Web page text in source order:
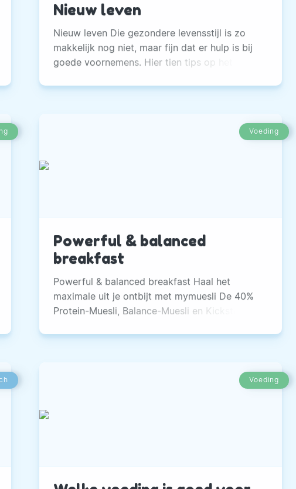
Nieuw leven
Nieuw leven Die gezondere levensstijl is zo
makkelijk nog niet, maar fijn dat er hulp is bij
goede voornemens. Hier tien tips op het
leven in te blazen.
Voeding
Powerful & balanced
breakfast
Powerful & balanced breakfast Haal het
maximale uit je ontbijt met mymuesli De 40%
Protein-Muesli, Balance-Muesli en Kickstart-
begin van jouw dag. Deze drie biologische
van een nieuw design en zorgen ervoor dat je,
afhankelijk van jouw voorkeur, kunt kiezen
Voeding